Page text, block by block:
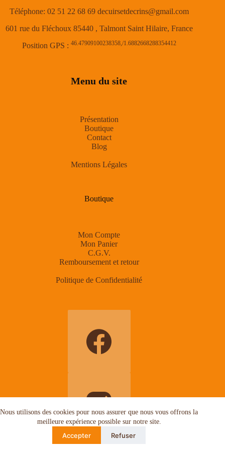
Nous utilisons des cookies pour nous assurer que nous vous offrons la
meilleure expérience possible sur notre site.
Accepter Refuser
Téléphone: 02 51 22 68 69 decuirsetdecrins@gmail.com
601 rue du Fléchoux 85440 , Talmont Saint Hilaire, France
Position GPS : 46.47909100238358,/1.6882668288354412
Menu du site
Présentation
Boutique
Contact
Blog
Mentions Légales
Boutique
Mon Compte
Mon Panier
C.G.V.
Remboursement et retour
Politique de Confidentialité
Copyright © 2026 Boutique de Cuirs et de Crins - WordPress